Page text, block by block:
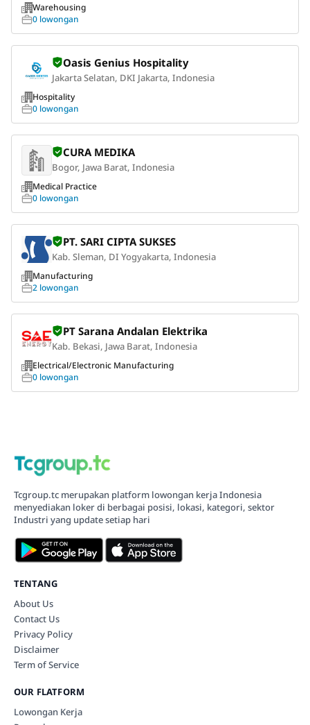
Warehousing
0 lowongan
Oasis Genius Hospitality
Jakarta Selatan, DKI Jakarta, Indonesia
Hospitality
0 lowongan
CURA MEDIKA
Bogor, Jawa Barat, Indonesia
Medical Practice
0 lowongan
PT. SARI CIPTA SUKSES
Kab. Sleman, DI Yogyakarta, Indonesia
Manufacturing
2 lowongan
PT Sarana Andalan Elektrika
Kab. Bekasi, Jawa Barat, Indonesia
Electrical/Electronic Manufacturing
0 lowongan
Tcgroup.tc merupakan platform lowongan kerja Indonesia
menyediakan loker di berbagai posisi, lokasi, kategori, sektor
Industri yang update setiap hari
TENTANG
About Us
Contact Us
Privacy Policy
Disclaimer
Term of Service
OUR FLATFORM
Lowongan Kerja